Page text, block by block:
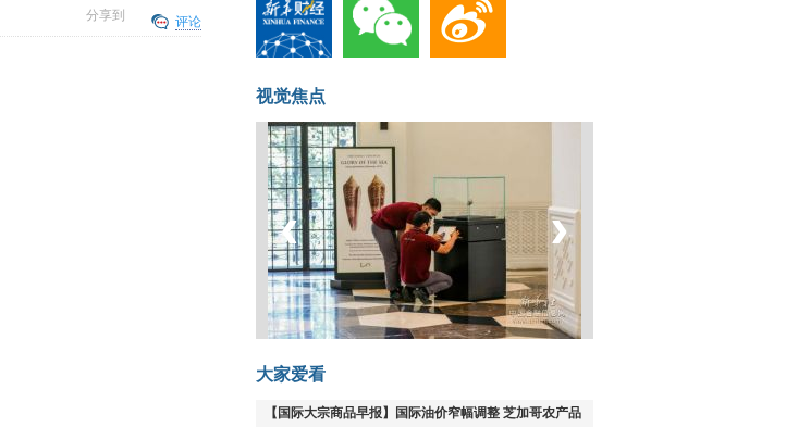
面及股市双轮冲击 债市回调十年期债表现最弱
期货连续两日涨逾3% 沪银及两粕涨势喜人
金信：中国基金市场数据分析周报（2020. 08.17—2020.08.21）
评论
分享到
视觉焦点
菲律宾：防疫降级
‹ ›
大家爱看
【国际大宗商品早报】国际油价窄幅调整 芝加哥农产品